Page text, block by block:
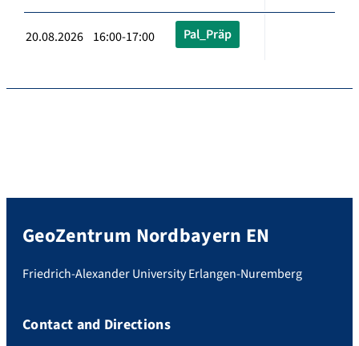
20.08.2026 16:00-17:00 Pal_Präp
GeoZentrum Nordbayern EN
Friedrich-Alexander University Erlangen-Nuremberg
Contact and Directions